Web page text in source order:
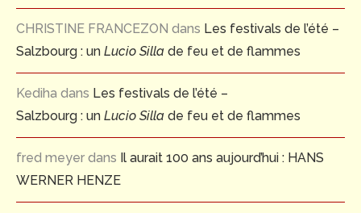
CHRISTINE FRANCEZON dans Les festivals de l’été –
Salzbourg : un Lucio Silla de feu et de flammes
Kediha dans Les festivals de l’été –
Salzbourg : un Lucio Silla de feu et de flammes
fred meyer dans Il aurait 100 ans aujourd’hui : HANS
WERNER HENZE